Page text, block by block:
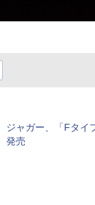
ジャガー、「Fタイ
発売